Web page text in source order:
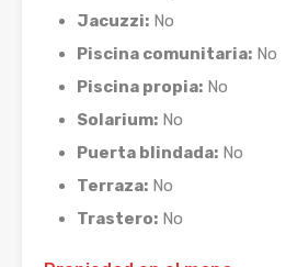
Jacuzzi: No
Piscina comunitaria: No
Piscina propia: No
Solarium: No
Puerta blindada: No
Terraza: No
Trastero: No